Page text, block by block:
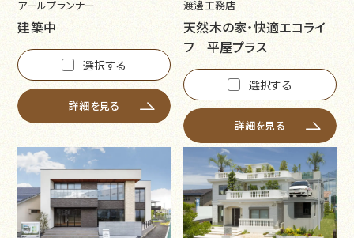
アールプランナー
建築中
選択する
詳細を見る
渡邊工務店
天然木の家・快適エコライ
フ 平屋プラス
選択する
詳細を見る